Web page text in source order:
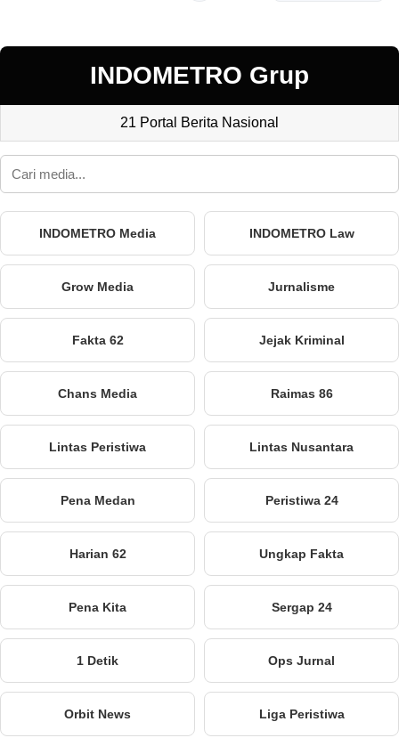
INDOMETRO Grup
21 Portal Berita Nasional
INDOMETRO Media INDOMETRO Law
Grow Media Jurnalisme
Fakta 62 Jejak Kriminal
Chans Media Raimas 86
Lintas Peristiwa Lintas Nusantara
Pena Medan Peristiwa 24
Harian 62 Ungkap Fakta
Pena Kita Sergap 24
1 Detik Ops Jurnal
Orbit News Liga Peristiwa